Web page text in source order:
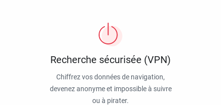
Recherche sécurisée (VPN)
Chiffrez vos données de navigation,
devenez anonyme et impossible à suivre
ou à pirater.